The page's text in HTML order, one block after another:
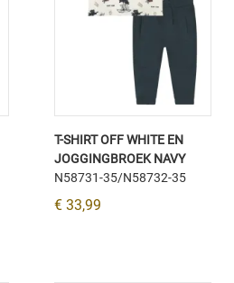
T-SHIRT OFF WHITE EN
JOGGINGBROEK NAVY
N58731-35/N58732-35
€ 33,99